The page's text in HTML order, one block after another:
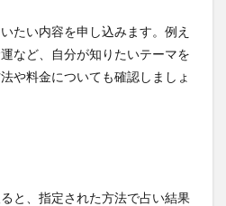
たい内容を申し込みます。例え
など、自分が知りたいテーマを
や料金についても確認しましょ
と、指定された方法で占い結果